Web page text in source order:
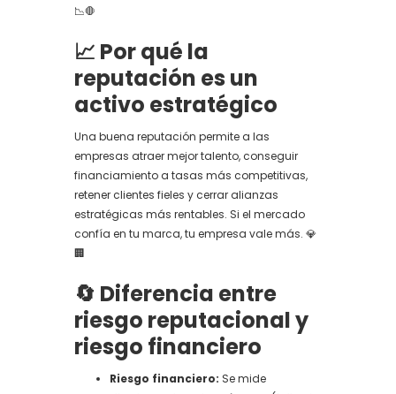
📉🛑
📈 Por qué la
reputación es un
activo estratégico
Una buena reputación permite a las
empresas atraer mejor talento, conseguir
financiamiento a tasas más competitivas,
retener clientes fieles y cerrar alianzas
estratégicas más rentables. Si el mercado
confía en tu marca, tu empresa vale más. 💎
🏢
🔄 Diferencia entre
riesgo reputacional y
riesgo financiero
Riesgo financiero: Se mide